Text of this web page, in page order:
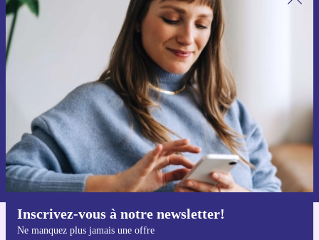
Inscrivez-vous à notre newsletter!
Ne manquez plus jamais une offre
Recevoir offres et infos de refurbed
par mail
Ne manquez plus aucune offre.
S'inscrire
Retrouvez les informations sur l'utilisation des données personnelles
dans notrepolitique de confidentialité.
Téléchargez l'application refurbed